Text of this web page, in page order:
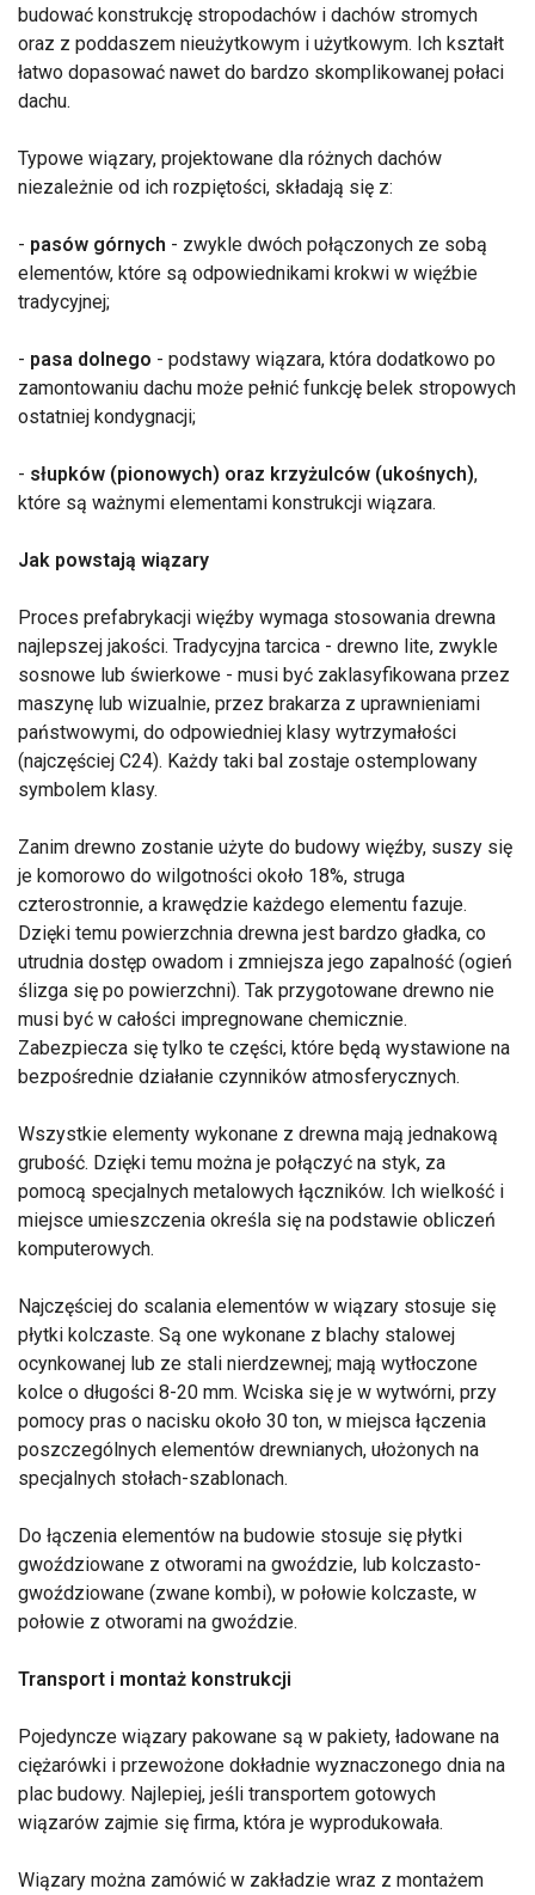
budować konstrukcję stropodachów i dachów stromych
oraz z poddaszem nieużytkowym i użytkowym. Ich kształt
łatwo dopasować nawet do bardzo skomplikowanej połaci
dachu.
Typowe wiązary, projektowane dla różnych dachów
niezależnie od ich rozpiętości, składają się z:
- pasów górnych - zwykle dwóch połączonych ze sobą
elementów, które są odpowiednikami krokwi w więźbie
tradycyjnej;
- pasa dolnego - podstawy wiązara, która dodatkowo po
zamontowaniu dachu może pełnić funkcję belek stropowych
ostatniej kondygnacji;
- słupków (pionowych) oraz krzyżulców (ukośnych),
które są ważnymi elementami konstrukcji wiązara.
Jak powstają wiązary
Proces prefabrykacji więźby wymaga stosowania drewna
najlepszej jakości. Tradycyjna tarcica - drewno lite, zwykle
sosnowe lub świerkowe - musi być zaklasyfikowana przez
maszynę lub wizualnie, przez brakarza z uprawnieniami
państwowymi, do odpowiedniej klasy wytrzymałości
(najczęściej C24). Każdy taki bal zostaje ostemplowany
symbolem klasy.
Zanim drewno zostanie użyte do budowy więźby, suszy się
je komorowo do wilgotności około 18%, struga
czterostronnie, a krawędzie każdego elementu fazuje.
Dzięki temu powierzchnia drewna jest bardzo gładka, co
utrudnia dostęp owadom i zmniejsza jego zapalność (ogień
ślizga się po powierzchni). Tak przygotowane drewno nie
musi być w całości impregnowane chemicznie.
Zabezpiecza się tylko te części, które będą wystawione na
bezpośrednie działanie czynników atmosferycznych.
Wszystkie elementy wykonane z drewna mają jednakową
grubość. Dzięki temu można je połączyć na styk, za
pomocą specjalnych metalowych łączników. Ich wielkość i
miejsce umieszczenia określa się na podstawie obliczeń
komputerowych.
Najczęściej do scalania elementów w wiązary stosuje się
płytki kolczaste. Są one wykonane z blachy stalowej
ocynkowanej lub ze stali nierdzewnej; mają wytłoczone
kolce o długości 8-20 mm. Wciska się je w wytwórni, przy
pomocy pras o nacisku około 30 ton, w miejsca łączenia
poszczególnych elementów drewnianych, ułożonych na
specjalnych stołach-szablonach.
Do łączenia elementów na budowie stosuje się płytki
gwoździowane z otworami na gwoździe, lub kolczasto-
gwoździowane (zwane kombi), w połowie kolczaste, w
połowie z otworami na gwoździe.
Transport i montaż konstrukcji
Pojedyncze wiązary pakowane są w pakiety, ładowane na
ciężarówki i przewożone dokładnie wyznaczonego dnia na
plac budowy. Najlepiej, jeśli transportem gotowych
wiązarów zajmie się firma, która je wyprodukowała.
Wiązary można zamówić w zakładzie wraz z montażem